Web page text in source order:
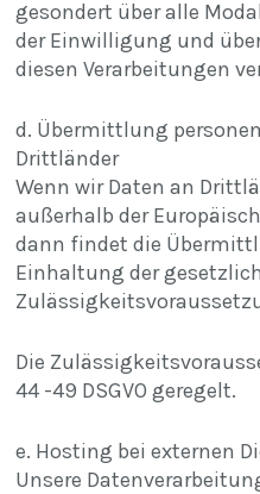
gesondert über alle
der Einwilligung und
diesen Verarbeitungen
d. Übermittlung
Drittländer
Wenn wir Daten an
außerhalb der
dann findet die
Einhaltung der
Die
44 -49 DSGVO geregelt.
e. Hosting bei externen
Unsere